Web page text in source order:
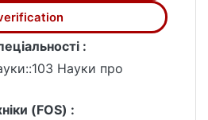
нестійкості
робота в
складається з вступу,
переліку
містить 42 рисунки
:
Науки про
(FOS) :